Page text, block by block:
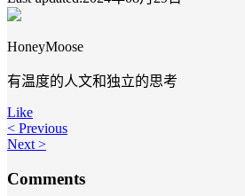
HoneyMoose
有温度的人文和独立的思考
Like
< Previous
Next >
Comments